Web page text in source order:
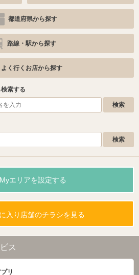
都道府県から探す
路線・駅から探す
よく行くお店から探す
索する
Myエリアを設定する
入り店舗のチラシを見る
ス
リ